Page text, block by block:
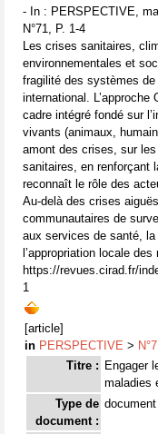
- In : PERSPECTIVE,
N°71, P. 1-4
Les crises sanitaires,
environnementales et
fragilité des systèmes
international.
cadre intégré fondé sur
vivants (animaux,
amont des crises, sur
sanitaires, en renforçant
reconnaît le rôle des
Au-delà des crises
communautaires de
aux services de santé,
l’appropriation locale
https://revues.cirad.fr/
1
[article]
in PERSPECTIVE >
Titre : Engager
maladies
Type de
document :